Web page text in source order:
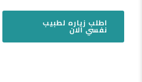
اطلب زياره لطبيب
نفسيالان